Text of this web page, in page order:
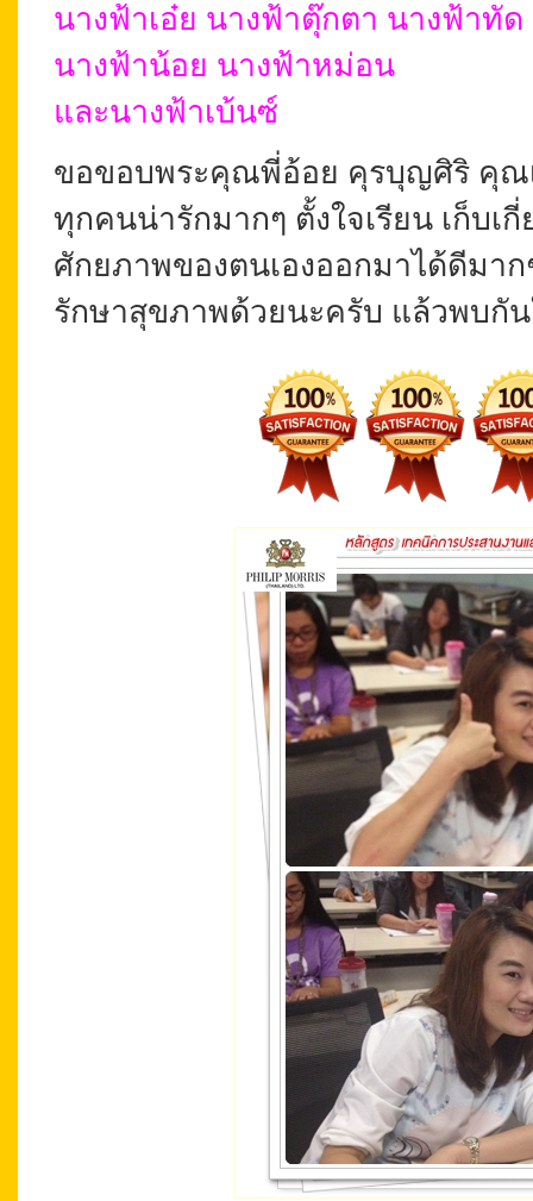
นางฟ้าเอ๋ย นางฟ้าตุ๊กตา นางฟ้าทัด
นางฟ้าน้อย นางฟ้าหม่อน
และนางฟ้าเบ้นซ์
ขอขอบพระคุณพี่อ้อย คุรบุญศิริ คุณ
ทุกคนน่ารักมากๆ ตั้งใจเรียน เก็บเ
ศักยภาพของตนเองออกมาได้ดีมาก
รักษาสุขภาพด้วยนะครับ แล้วพบกั